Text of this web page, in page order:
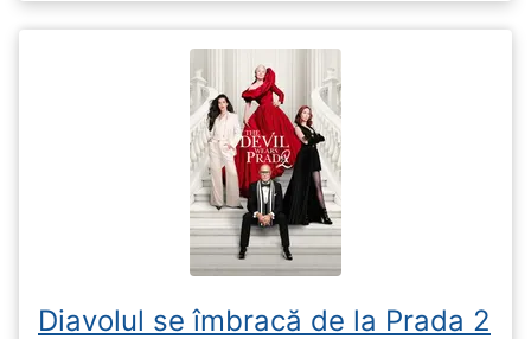
Diavolul se îmbracă de la Prada 2